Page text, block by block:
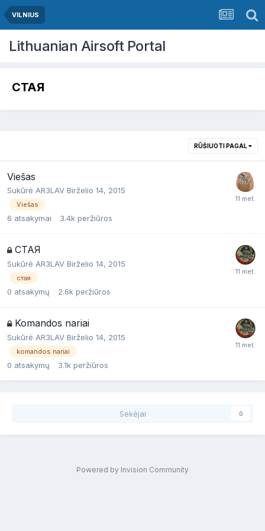
VILNIUS
Lithuanian Airsoft Portal
СТАЯ
RŪŠIUOTI PAGAL
Viešas
Sukūrė AR3LAV Birželio 14, 2015
Viešas
6 atsakymai 3.4k peržiūros
СТАЯ
Sukūrė AR3LAV Birželio 14, 2015
стая
0 atsakymų 2.6k peržiūros
Komandos nariai
Sukūrė AR3LAV Birželio 14, 2015
komandos nariai
0 atsakymų 3.1k peržiūros
Sekėjai 0
Powered by Invision Community